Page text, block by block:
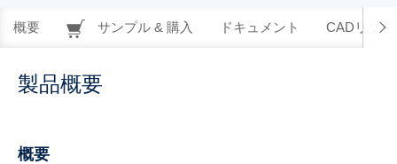
概要 サンプル & 購入 ドキュメント CADリソー
製品概要
概要